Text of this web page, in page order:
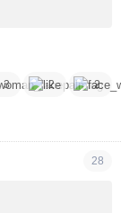
3 2 2
28